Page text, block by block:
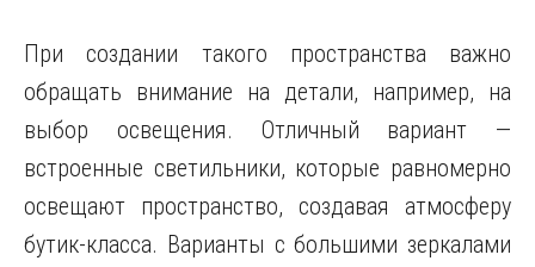
При создании такого пространства важно
обращать внимание на детали, например, на
выбор освещения. Отличный вариант —
встроенные светильники, которые равномерно
освещают пространство, создавая атмосферу
бутик-класса. Варианты с большими зеркалами